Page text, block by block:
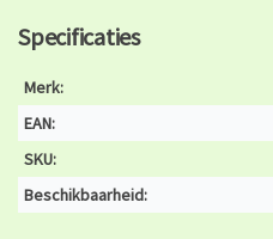
Specificaties
Merk:
EAN:
SKU:
Beschikbaarheid: